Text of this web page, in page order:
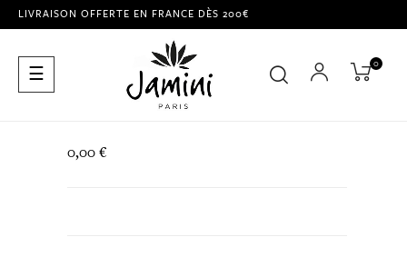
LIVRAISON OFFERTE EN FRANCE DÈS 200€
Basculer
la
☰ 0
0,00 €